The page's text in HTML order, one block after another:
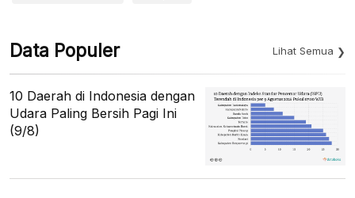
Data Populer Lihat Semua
10 Daerah di Indonesia dengan
Udara Paling Bersih Pagi Ini
(9/8)